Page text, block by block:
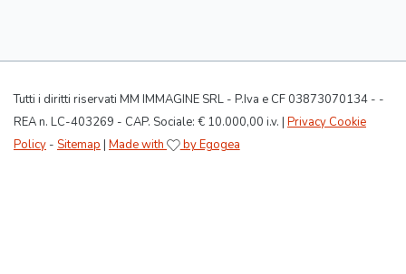
Tutti i diritti riservati MM IMMAGINE SRL - P.Iva e CF 03873070134 - -
REA n. LC-403269 - CAP. Sociale: € 10.000,00 i.v. | Privacy Cookie
Policy - Sitemap | Made with by Egogea